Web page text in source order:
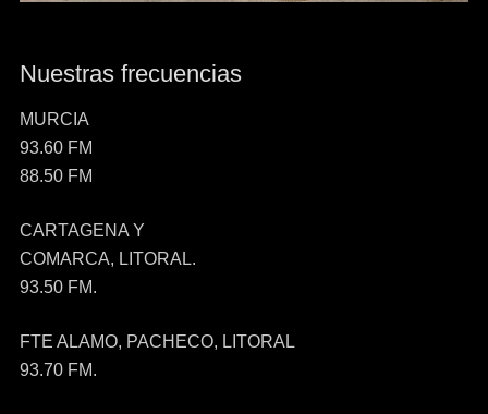
Nuestras frecuencias
MURCIA
93.60 FM
88.50 FM
CARTAGENA Y
COMARCA, LITORAL.
93.50 FM.
FTE ALAMO, PACHECO, LITORAL
93.70 FM.